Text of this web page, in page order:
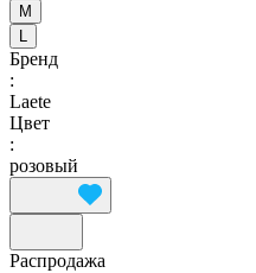
M
L
Бренд
:
Laete
Цвет
:
розовый
Распродажа